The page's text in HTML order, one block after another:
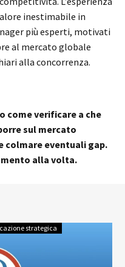
strategica
inestimabile in
più esperti, motivati
al mercato globale
alla concorrenza.
come verificare a che
sul mercato
colmare eventuali gap.
alla volta.